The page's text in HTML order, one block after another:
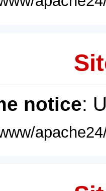
notice: